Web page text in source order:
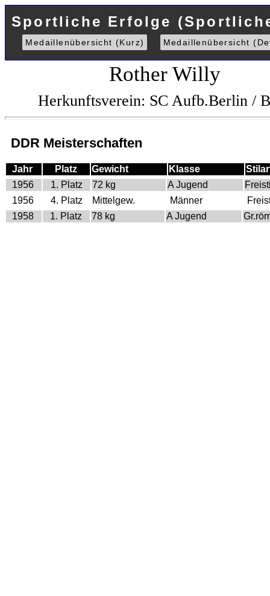
Sportliche Erfolge
Medaillenübersicht (Kurz) Medaillenübersicht
Rother Willy
Herkunftsverein: SC Aufb.Berlin /
DDR Meisterschaften
Jahr Platz Gewicht Klasse
1956
1. Platz 72 kg A Jugend
1956
4. Platz Mittelgew. Männer
1958
1. Platz 78 kg A Jugend